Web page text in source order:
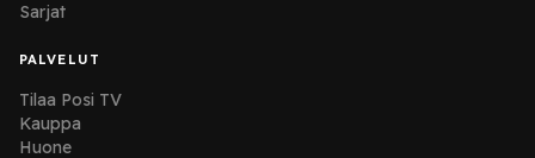
Sarjat
PALVELUT
Tilaa Posi TV
Kauppa
Huone